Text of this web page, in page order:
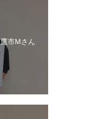
市Mさん